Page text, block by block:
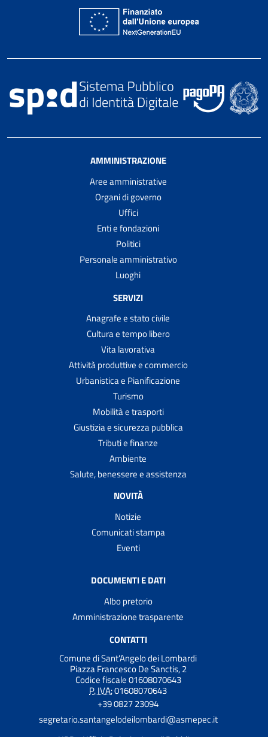
AMMINISTRAZIONE
Aree amministrative
Organi di governo
Uffici
Enti e fondazioni
Politici
Personale amministrativo
Luoghi
SERVIZI
Anagrafe e stato civile
Cultura e tempo libero
Vita lavorativa
Attività produttive e commercio
Urbanistica e Pianificazione
Turismo
Mobilità e trasporti
Giustizia e sicurezza pubblica
Tributi e finanze
Ambiente
Salute, benessere e assistenza
NOVITÀ
Notizie
Comunicati stampa
Eventi
DOCUMENTI E DATI
Albo pretorio
Amministrazione trasparente
CONTATTI
Comune di Sant'Angelo dei Lombardi
Piazza Francesco De Sanctis, 2
Codice fiscale 01608070643
P. IVA:01608070643
+39 0827 23094
segretario.santangelodeilombardi@asmepec.it